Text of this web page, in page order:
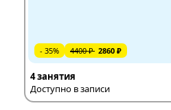
- 35% 4400 ₽ 2860 ₽
4 занятия
Доступно в записи